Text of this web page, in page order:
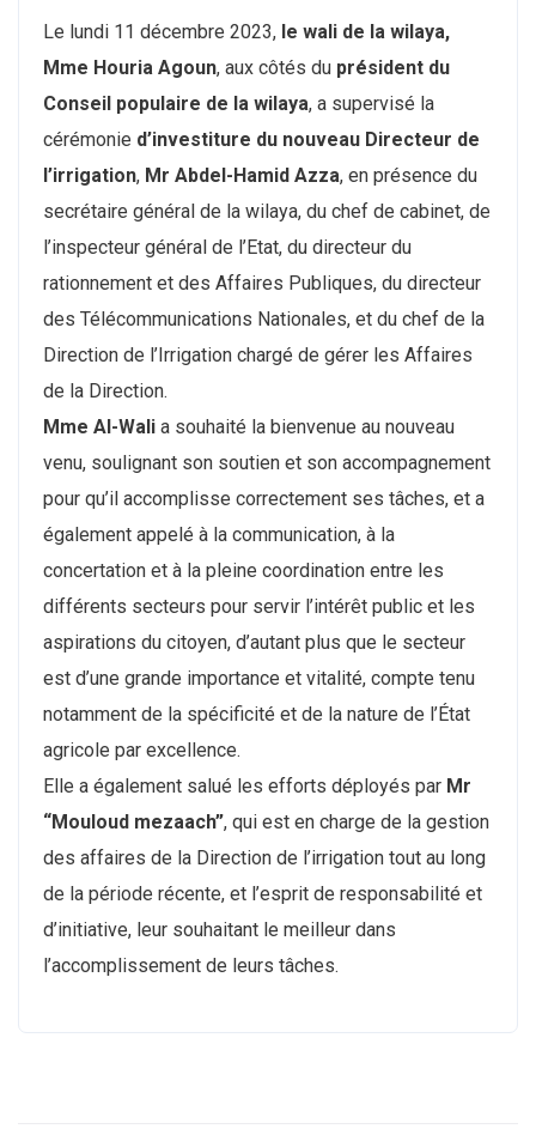
Le lundi 11 décembre 2023, le wali de la wilaya,
Mme Houria Agoun, aux côtés du président du
Conseil populaire de la wilaya, a supervisé la
cérémonie d’investiture du nouveau Directeur de
l’irrigation, Mr Abdel-Hamid Azza, en présence du
secrétaire général de la wilaya, du chef de cabinet, de
l’inspecteur général de l’Etat, du directeur du
rationnement et des Affaires Publiques, du directeur
des Télécommunications Nationales, et du chef de la
Direction de l’Irrigation chargé de gérer les Affaires
de la Direction.
Mme Al-Wali a souhaité la bienvenue au nouveau
venu, soulignant son soutien et son accompagnement
pour qu’il accomplisse correctement ses tâches, et a
également appelé à la communication, à la
concertation et à la pleine coordination entre les
différents secteurs pour servir l’intérêt public et les
aspirations du citoyen, d’autant plus que le secteur
est d’une grande importance et vitalité, compte tenu
notamment de la spécificité et de la nature de l’État
agricole par excellence.
Elle a également salué les efforts déployés par Mr
“Mouloud mezaach”, qui est en charge de la gestion
des affaires de la Direction de l’irrigation tout au long
de la période récente, et l’esprit de responsabilité et
d’initiative, leur souhaitant le meilleur dans
l’accomplissement de leurs tâches.